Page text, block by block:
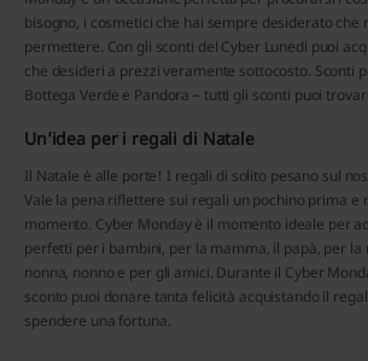
bisogno, i cosmetici che hai sempre desiderato che
permettere. Con gli sconti del Cyber Lunedi puoi
che desideri a prezzi veramente sottocosto. Sconti
Bottega Verde e Pandora – tutti gli sconti puoi
Un’idea per i regali di Natale
Il Natale è alle porte! I regali di solito pesano sul
Vale la pena riflettere sui regali un pochino prima e
momento. Cyber Monday è il momento ideale per
perfetti per i bambini, per la mamma, il papà, per la
nonna, nonno e per gli amici. Durante il Cyber
sconto puoi donare tanta felicità acquistando il
spendere una fortuna.